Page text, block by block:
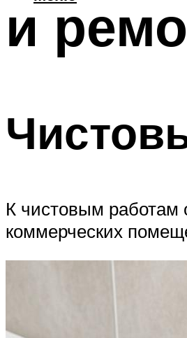
и
К чистовым работам
коммерческих